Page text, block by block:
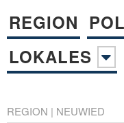
REGION
LOKALES
REGION | NEUWIED